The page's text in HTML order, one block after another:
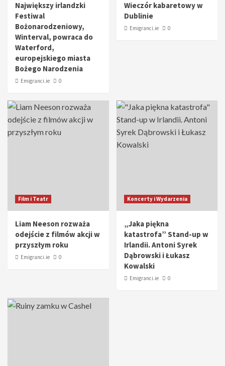
Największy irlandzki
Festiwal
Bożonarodzeniowy,
Winterval, powraca do
Waterford,
europejskiego miasta
Bożego Narodzenia
Emigranci.ie 0
Wieczór kabaretowy w
Dublinie
Emigranci.ie 0
Film i Teatr
Liam Neeson rozważa
odejście z filmów akcji w
przyszłym roku
Emigranci.ie 0
Koncerty i Wydarzenia
„Jaka piękna
katastrofa” Stand-up w
Irlandii. Antoni Syrek
Dąbrowski i Łukasz
Kowalski
Emigranci.ie 0